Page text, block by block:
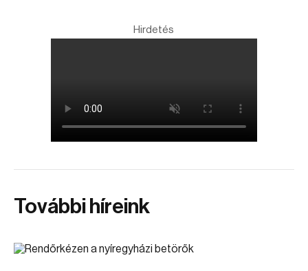
Hirdetés
További híreink